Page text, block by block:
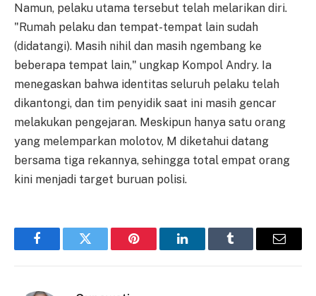
Namun, pelaku utama tersebut telah melarikan diri.
"Rumah pelaku dan tempat-tempat lain sudah
(didatangi). Masih nihil dan masih ngembang ke
beberapa tempat lain," ungkap Kompol Andry. Ia
menegaskan bahwa identitas seluruh pelaku telah
dikantongi, dan tim penyidik saat ini masih gencar
melakukan pengejaran. Meskipun hanya satu orang
yang melemparkan molotov, M diketahui datang
bersama tiga rekannya, sehingga total empat orang
kini menjadi target buruan polisi.
FacebookTwitter Pinterest LinkedInTumblr Email